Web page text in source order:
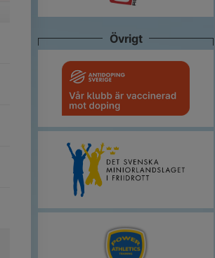
Övrigt